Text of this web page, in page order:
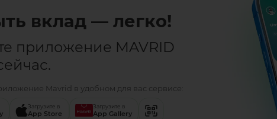
вклад — легко!
приложение MAVRID
Mavrid в удобном для вас сервисе:
Загрузите в
App Store
Загрузите в
App Gallery